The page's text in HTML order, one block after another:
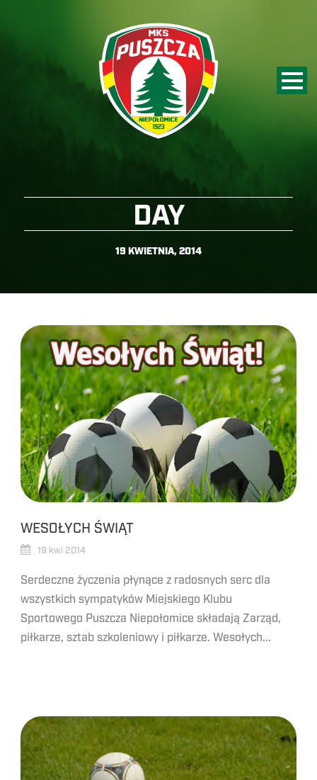
DAY
19 KWIETNIA, 2014
WESOŁYCH ŚWIĄT
19 kwi 2014
Serdeczne życzenia płynące z radosnych serc dla
wszystkich sympatyków Miejskiego Klubu
Sportowego Puszcza Niepołomice składają Zarząd,
piłkarze, sztab szkoleniowy i piłkarze. Wesołych...